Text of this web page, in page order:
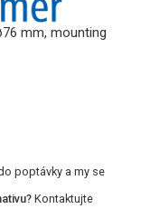
mm, mounting
poptávky a my se
Kontaktujte